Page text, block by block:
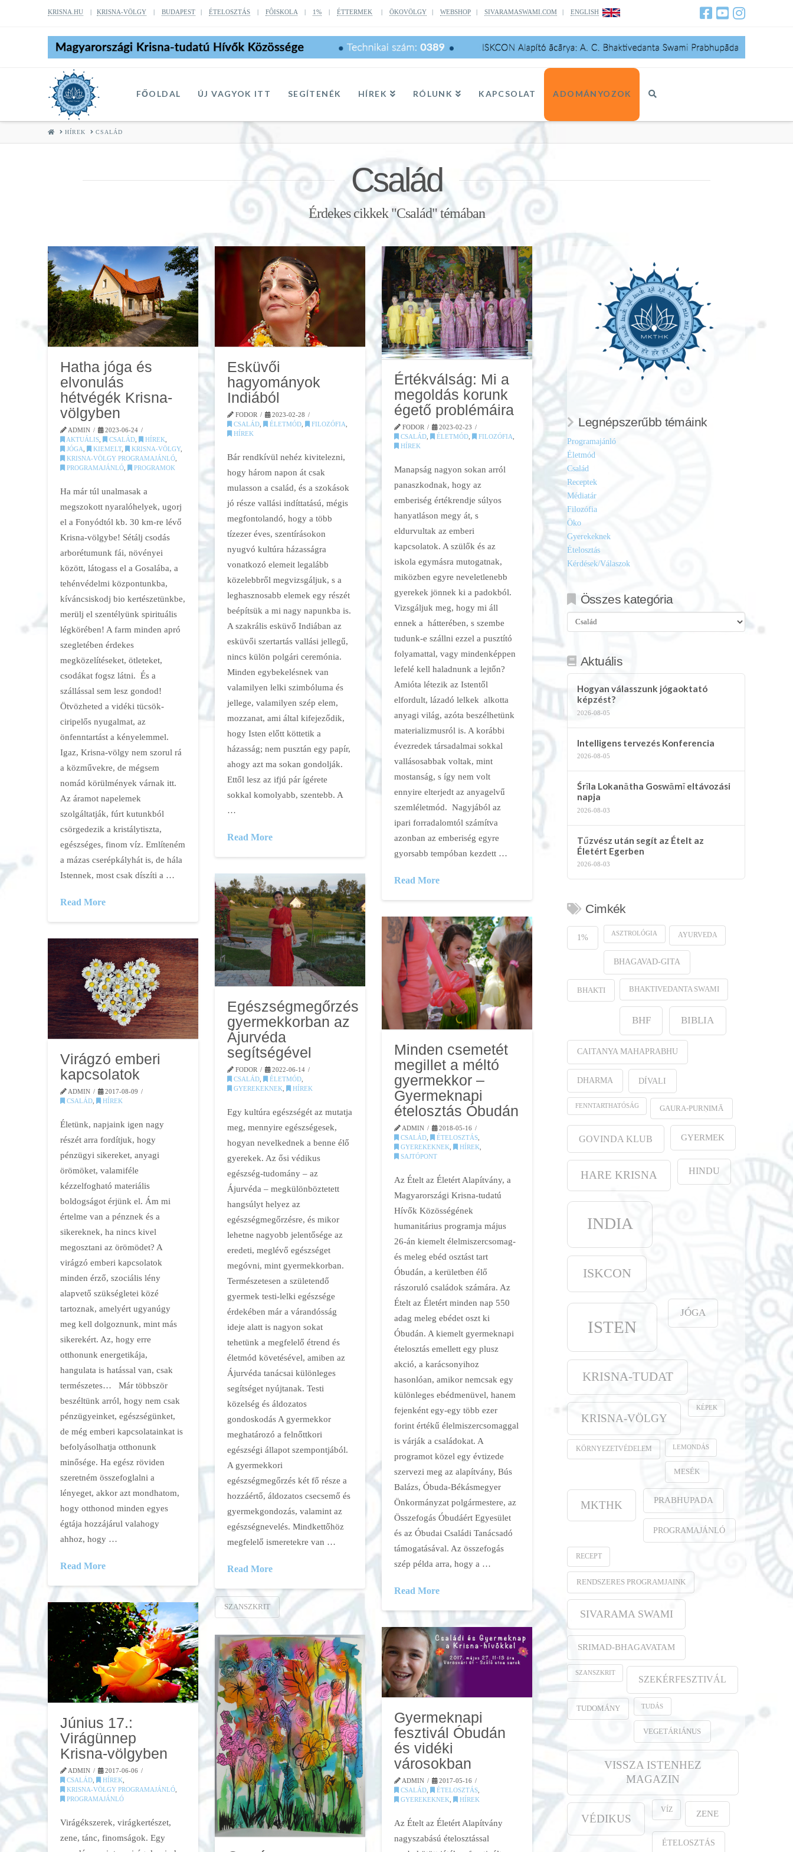
KRISNA.HU| KRISNA-VÖLGY| BUDAPEST| ÉTELOSZTÁS| FÔISKOLA| 1%| ÉTTERMEK | ÖKOVÖLGY| WEBSHOP| SIVARAMASWAMI.COM| ENGLISH
FŐOLDAL ÚJ VAGYOK ITT SEGÍTENÉK HÍREK RÓLUNK KAPCSOLAT ADOMÁNYOZOK
HOMEHÍREK CSALÁD
Család
Érdekes cikkek "Család" témában
Hatha jóga és
elvonulás
hétvégék Krisna-
völgyben
ADMIN
2023-06-24
AKTUÁLIS, CSALÁD, HÍREK
JÓGA
KIEMELT, KRISNA-VÖLGY,
KRISNA-VÖLGY PROGRAMAJÁNLÓ,
PROGRAMAJÁNLÓ, PROGRAMOK
Ha már túl unalmasak a
megszokott nyaralóhelyek, ugorj
el a Fonyódtól kb. 30 km-re lévő
Krisna-völgybe! Sétálj csodás
arborétumunk fái, növényei
között, látogass el a Gosalába, a
tehénvédelmi központunkba,
kíváncsiskodj bio kertészetünkbe,
merülj el szentélyünk spirituális
légkörében! A farm minden apró
szegletében érdekes
megközelítéseket, ötleteket,
csodákat fogsz látni. És a
szállással sem lesz gondod!
Ötvözheted a vidéki tücsök-
ciripelős nyugalmat, az
önfenntartást a kényelemmel.
Igaz, Krisna-völgy nem szorul rá
a közművekre, de mégsem
nomád körülmények várnak itt.
Az áramot napelemek
szolgáltatják, fúrt kutunkból
csörgedezik a kristálytiszta,
egészséges, finom víz. Említeném
a mázas cserépkályhát is, de hála
Istennek, most csak díszíti a …
Read More
Esküvői
hagyományok
Indiából
FODOR
2023-02-28
CSALÁD, ÉLETMÓD, FILOZÓFIA
HÍREK
Bár rendkívül nehéz kivitelezni,
hogy három napon át csak
mulasson a család, és a szokások
jó része vallási indíttatású, mégis
megfontolandó, hogy a több
tízezer éves, szentírásokon
nyugvó kultúra házasságra
vonatkozó elemeit legalább
közelebbről megvizsgáljuk, s a
leghasznosabb elemek egy részét
beépítsük a mi nagy napunkba is.
A szakrális esküvő Indiában az
esküvői szertartás vallási jellegű,
nincs külön polgári ceremónia.
Minden egybekelésnek van
valamilyen lelki szimbóluma és
jellege, valamilyen szép elem,
mozzanat, ami által kifejeződik,
hogy Isten előtt köttetik a
házasság; nem pusztán egy papír,
ahogy azt ma sokan gondolják.
Ettől lesz az ifjú pár ígérete
sokkal komolyabb, szentebb. A
…
Read More
Értékválság: Mi a
megoldás korunk
égető problémáira
FODOR
2023-02-23
CSALÁD, ÉLETMÓD, FILOZÓFIA
HÍREK
Manapság nagyon sokan arról
panaszkodnak, hogy az
emberiség értékrendje súlyos
hanyatláson megy át, s
eldurvultak az emberi
kapcsolatok. A szülők és az
iskola egymásra mutogatnak,
miközben egyre neveletlenebb
gyerekek jönnek ki a padokból.
Vizsgáljuk meg, hogy mi áll
ennek a hátterében, s szembe
tudunk-e szállni ezzel a pusztító
folyamattal, vagy mindenképpen
lefelé kell haladnunk a lejtőn?
Amióta létezik az Istentől
elfordult, lázadó lelkek alkotta
anyagi világ, azóta beszélhetünk
materializmusról is. A korábbi
évezredek társadalmai sokkal
vallásosabbak voltak, mint
mostanság, s így nem volt
ennyire elterjedt az anyagelvű
szemléletmód. Nagyjából az
ipari forradalomtól számítva
azonban az emberiség egyre
gyorsabb tempóban kezdett …
Read More
Egészségmegőrzés
gyermekkorban az
Ájurvéda
segítségével
FODOR
2022-06-14
CSALÁD, ÉLETMÓD,
GYEREKEKNEK
HÍREK
Egy kultúra egészségét az mutatja
meg, mennyire egészségesek,
hogyan nevelkednek a benne élő
gyerekek. Az ősi védikus
egészség-tudomány – az
Ájurvéda – megkülönböztetett
hangsúlyt helyez az
egészségmegőrzésre, és mikor
lehetne nagyobb jelentősége az
eredeti, meglévő egészséget
megóvni, mint gyermekkorban.
Természetesen a születendő
gyermek testi-lelki egészsége
érdekében már a várandósság
ideje alatt is nagyon sokat
tehetünk a megfelelő étrend és
életmód követésével, amiben az
Ájurvéda tanácsai különleges
segítséget nyújtanak. Testi
közelség és áldozatos
gondoskodás A gyermekkor
meghatározó a felnőttkori
egészségi állapot szempontjából.
A gyermekkori
egészségmegőrzés két fő része a
hozzáértő, áldozatos csecsemő és
gyermekgondozás, valamint az
egészségnevelés. Mindkettőhöz
megfelelő ismeretekre van …
Read More
SZANSZKRIT
Minden csemetét
megillet a méltó
gyermekkor –
Gyermeknapi
ételosztás Óbudán
ADMIN
2018-05-16
CSALÁD, ÉTELOSZTÁS,
GYEREKEKNEK
HÍREK
SAJTÓPONT
Az Ételt az Életért Alapítvány, a
Magyarországi Krisna-tudatú
Hívők Közösségének
humanitárius programja május
26-án kiemelt élelmiszercsomag-
és meleg ebéd osztást tart
Óbudán, a kerületben élő
rászoruló családok számára. Az
Ételt az Életért minden nap 550
adag meleg ebédet oszt ki
Óbudán. A kiemelt gyermeknapi
ételosztás emellett egy plusz
akció, a karácsonyihoz
hasonlóan, amikor nemcsak egy
különleges ebédmenüvel, hanem
fejenként egy-egy több ezer
forint értékű élelmiszercsomaggal
is várják a családokat. A
programot közel egy évtizede
szervezi meg az alapítvány, Bús
Balázs, Óbuda-Békásmegyer
Önkormányzat polgármestere, az
Összefogás Óbudáért Egyesület
és az Óbudai Családi Tanácsadó
támogatásával. Az összefogás
szép példa arra, hogy a …
Read More
Virágzó emberi
kapcsolatok
ADMIN
2017-08-09
CSALÁD, HÍREK
Életünk, napjaink igen nagy
részét arra fordítjuk, hogy
pénzügyi sikereket, anyagi
örömöket, valamiféle
kézzelfogható materiális
boldogságot érjünk el. Ám mi
értelme van a pénznek és a
sikereknek, ha nincs kivel
megosztani az örömödet? A
virágzó emberi kapcsolatok
minden érző, szociális lény
alapvető szükségletei közé
tartoznak, amelyért ugyanúgy
meg kell dolgoznunk, mint más
sikerekért. Az, hogy erre
otthonunk energetikája,
hangulata is hatással van, csak
természetes… Már többször
beszéltünk arról, hogy nem csak
pénzügyeinket, egészségünket,
de még emberi kapcsolatainkat is
befolyásolhatja otthonunk
minősége. Ha egész röviden
szeretném összefoglalni a
lényeget, akkor azt mondhatom,
hogy otthonod minden egyes
égtája hozzájárul valahogy
ahhoz, hogy …
Read More
Június 17.:
Virágünnep
Krisna-völgyben
ADMIN
2017-06-06
CSALÁD, HÍREK
KRISNA-VÖLGY PROGRAMAJÁNLÓ,
PROGRAMAJÁNLÓ
Virágékszerek, virágkertészet,
zene, tánc, finomságok. Egy
Gyermeknapi
fesztivál Óbudán
és vidéki
városokban
ADMIN
2017-05-16
CSALÁD, ÉTELOSZTÁS,
GYEREKEKNEK
HÍREK
Az Ételt az Életért Alapítvány
nagyszabású ételosztással
Legnépszerűbb témáink
Programajánló
Életmód
Család
Receptek
Médiatár
Filozófia
Öko
Gyerekeknek
Ételosztás
Kérdések/Válaszok
Összes kategória
Összes
kategória
Aktuális
Hogyan válasszunk jógaoktató
képzést?
2026-08-05
Intelligens tervezés Konferencia
2026-08-05
Śrīla Lokanātha Goswāmī eltávozási
napja
2026-08-03
Tűzvész után segít az Ételt az
Életért Egerben
2026-08-03
Cimkék
1% ASZTROLÓGIA AYURVEDA
BHAGAVAD-GITA
BHAKTI BHAKTIVEDANTA SWAMI
BHF BIBLIA
CAITANYA MAHAPRABHU
DHARMA DÍVALI
FENNTARTHATÓSÁG GAURA-PURṆIMĀ
GOVINDA KLUB GYERMEK
HARE KRISNA HINDU
INDIA
ISKCON
ISTEN
JÓGA
KRISNA-TUDAT
KRISNA-VÖLGY
KÉPEK
KÖRNYEZETVÉDELEM LEMONDÁS
MESÉK
MKTHK PRABHUPADA
PROGRAMAJÁNLÓ
RECEPT
RENDSZERES PROGRAMJAINK
SIVARAMA SWAMI
SRIMAD-BHAGAVATAM
SZANSZKRIT
SZEKÉRFESZTIVÁL
TUDOMÁNY TUDÁS
VEGETÁRIÁNUS
VISSZA ISTENHEZ
MAGAZIN
VÉDIKUS
VÍZ ZENE
ÉTELOSZTÁS